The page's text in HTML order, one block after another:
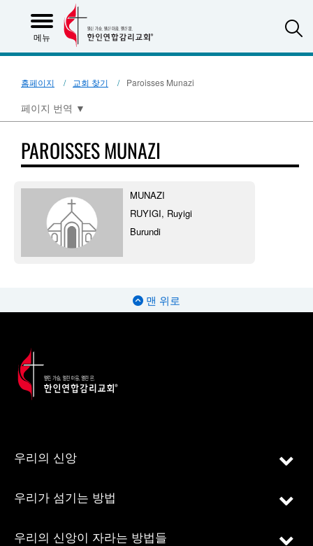
메뉴
홈페이지 교회 찾기 Paroisses Munazi
페이지 번역 ▼
PAROISSES MUNAZI
MUNAZI
RUYIGI, Ruyigi
Burundi
맨 위로
우리의 신앙
우리가 섬기는 방법
우리의 신앙이 자라는 방법들